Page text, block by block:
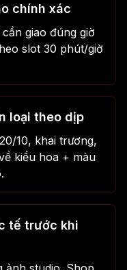
chính xác
giao đúng giờ
slot 30 phút/giờ
loại theo dịp
10, khai trương,
kiểu hoa + màu
tế trước khi